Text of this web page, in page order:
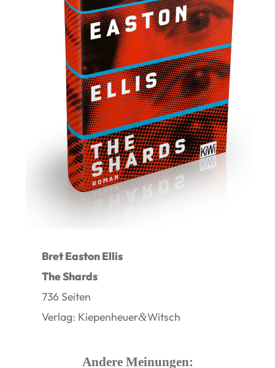
Bret Eas­ton Ellis
The Shards
736 Sei­ten
Ver­lag: Kiepenheuer&Witsch
Andere Meinungen: